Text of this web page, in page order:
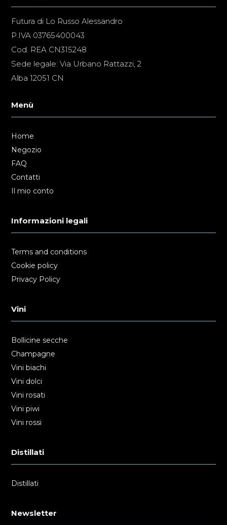
Futura di Lo Russo Alessandro
P.IVA 03765400043
Cod. REA CN315248
Sede legale: Via Urbano Rattazzi, 2
Alba 12051 CN
Menù
Home
Negozio
FAQ
Contatti
Il mio conto
Informazioni legali
Terms and conditions
Cookie policy
Privacy Policy
Vini
Bollicine secche
Champagne
Vini biachi
Vini dolci
Vini rosati
Vini piwi
Vini rossi
Distillati
Distillati
Newsletter